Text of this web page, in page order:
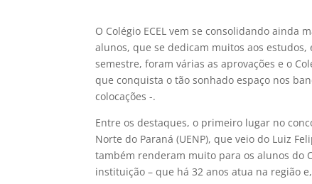
O Colégio ECEL vem se consolidando ainda
alunos, que se dedicam muitos aos
semestre, foram várias as aprovações e o
que conquista o tão sonhado espaço nos
colocações -.
Entre os destaques, o primeiro lugar no
Norte do Paraná (UENP), que veio do Luiz
também renderam muito para os alunos do
instituição – que há 32 anos atua na região